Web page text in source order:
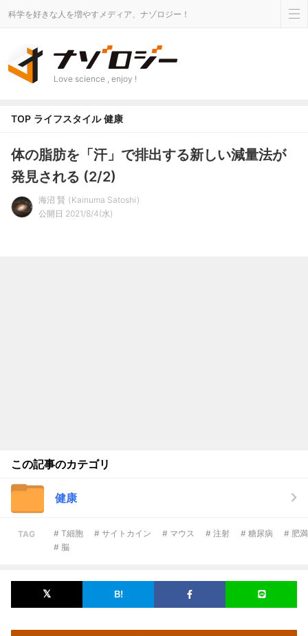
科学を好きな人を増やすメディア、ナゾロジー！
Love science , enjoy !
TOP ライフスタイル 健康
体の脂肪を「汗」で排出する新しい減量法が
発見される (2/2)
海沼 賢
Kainuma Satoshi
公開日 2021/8/4(水)
この記事のカテゴリ
健康
TAG # T細胞 # サイトカイン # マウス # 注射 # 糖尿病
# 肥満
# 脳